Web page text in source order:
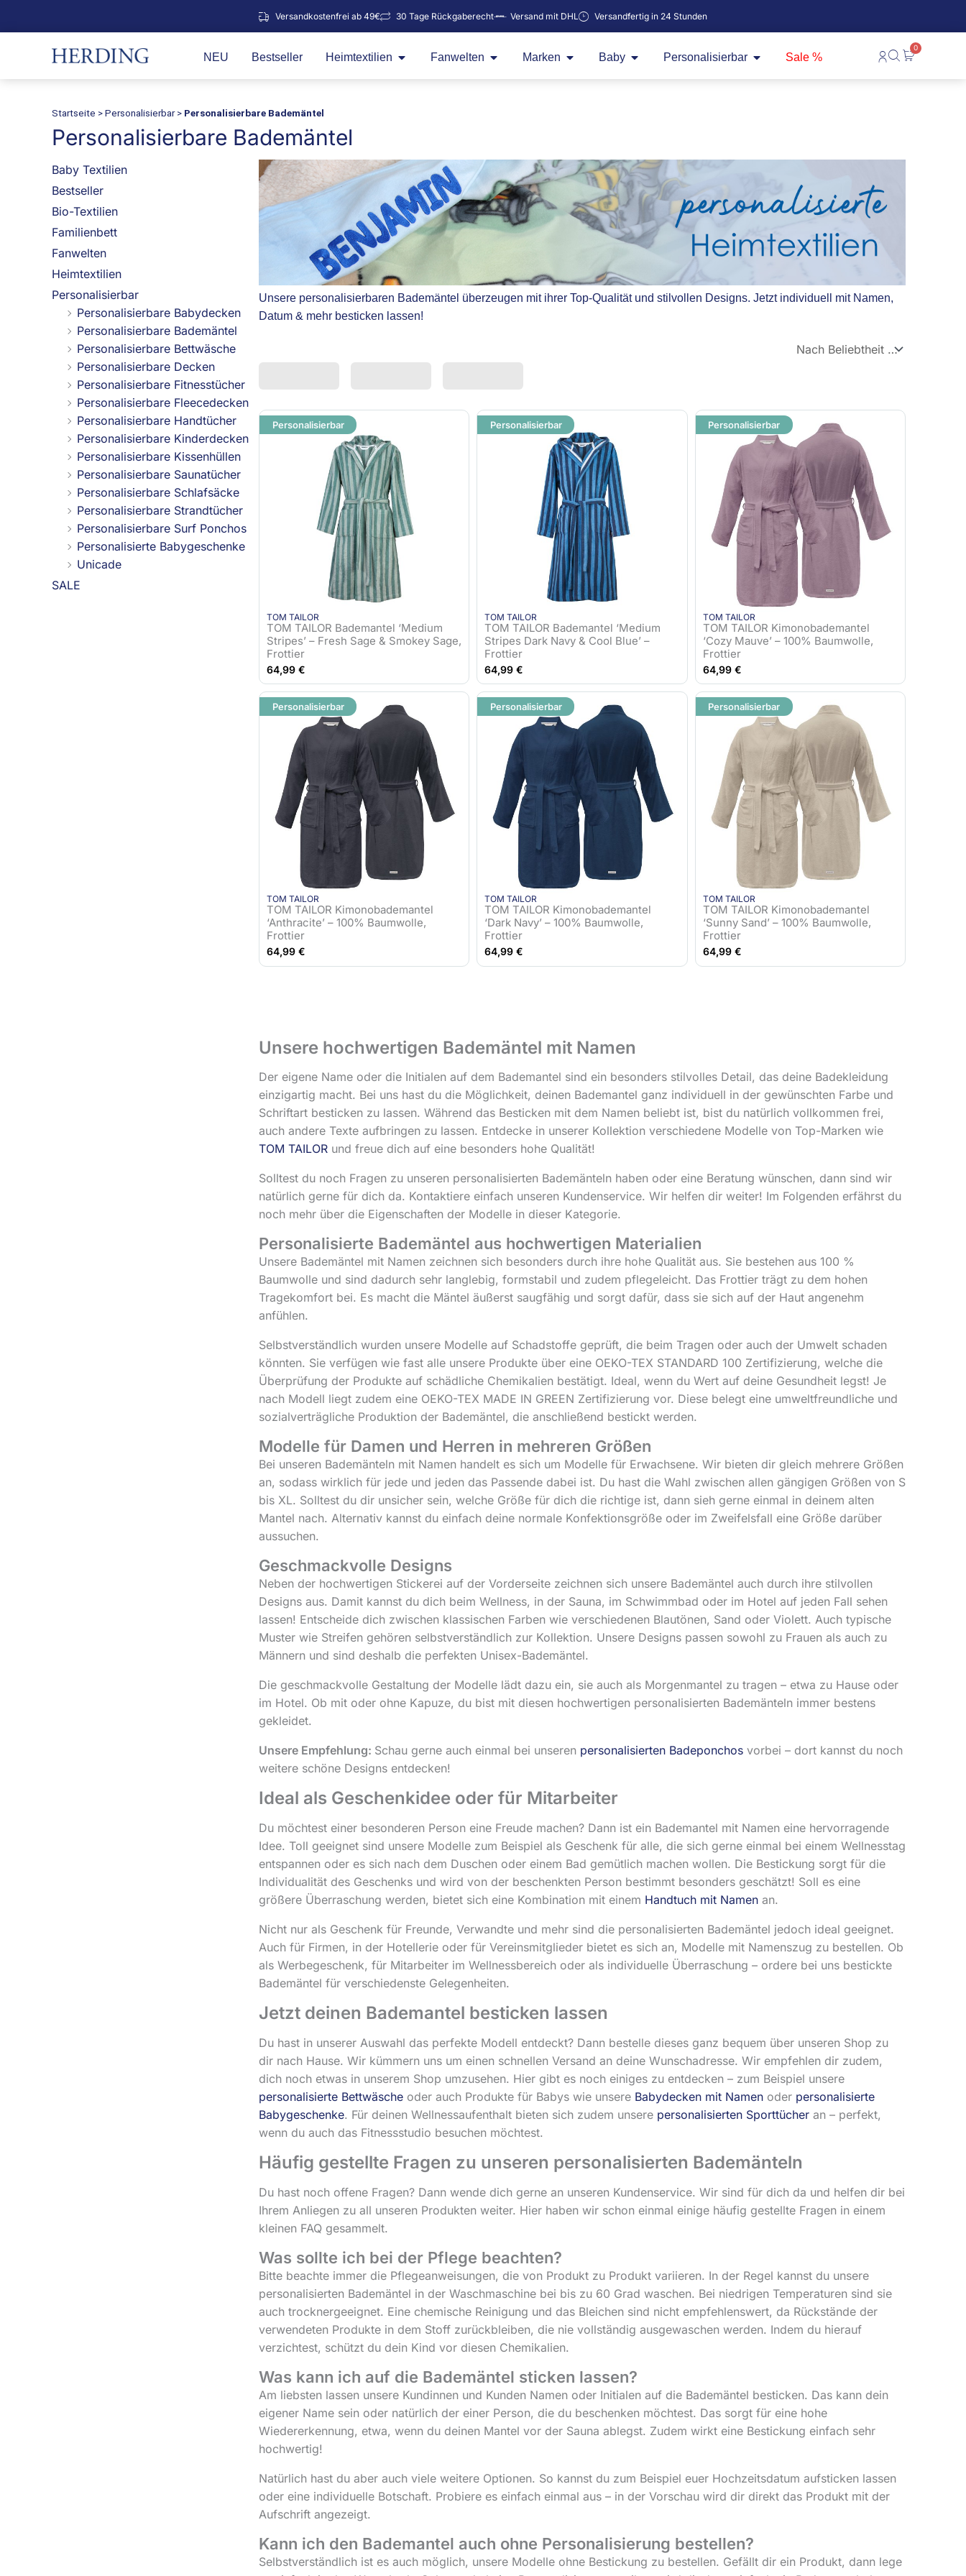
Versandkostenfrei ab 49€ 30 Tage Rückgaberecht Versand mit DHL Versandfertig in 24 Stunden
NEU Bestseller Heimtextilien Öffne Heimtextilien
Fanwelten Öffne Fanwelten
Marken Öffne Marken
Baby Öffne BabyPersonalisierbar Öffne Personalisierbar
Sale %
0
Warenkorb
Startseite >Personalisierbar> Personalisierbare Bademäntel
Personalisierbare Bademäntel
Baby Textilien
Bestseller
Bio-Textilien
Familienbett
Fanwelten
Heimtextilien
Personalisierbar
Personalisierbare Babydecken
Personalisierbare Bademäntel
Personalisierbare Bettwäsche
Personalisierbare Decken
Personalisierbare Fitnesstücher
Personalisierbare Fleecedecken
Personalisierbare Handtücher
Personalisierbare Kinderdecken
Personalisierbare Kissenhüllen
Personalisierbare Saunatücher
Personalisierbare Schlafsäcke
Personalisierbare Strandtücher
Personalisierbare Surf Ponchos
Personalisierte Babygeschenke
Unicade
SALE
Unsere personalisierbaren Bademäntel überzeugen mit ihrer Top-Qualität und stilvollen Designs. Jetzt individuell mit Namen,
Datum & mehr besticken lassen!
TOM TAILOR
TOM TAILOR Bademantel ‘Medium
Stripes’ – Fresh Sage & Smokey Sage,
Frottier
64,99 €
Personalisierbar
TOM TAILOR
TOM TAILOR Bademantel ‘Medium
Stripes Dark Navy & Cool Blue’ –
Frottier
64,99€
Personalisierbar
TOM TAILOR
TOM TAILOR Kimonobademantel
‘Cozy Mauve’ – 100% Baumwolle,
Frottier
64,99 €
Personalisierbar
TOM TAILOR
TOM TAILOR Kimonobademantel
‘Anthracite’ – 100% Baumwolle,
Frottier
64,99 €
Personalisierbar
TOM TAILOR
TOM TAILOR Kimonobademantel
‘Dark Navy’ – 100% Baumwolle,
Frottier
64,99€
Personalisierbar
TOM TAILOR
TOM TAILOR Kimonobademantel
‘Sunny Sand’ – 100% Baumwolle,
Frottier
64,99 €
Personalisierbar
Unsere hochwertigen Bademäntel mit Namen
Der eigene Name oder die Initialen auf dem Bademantel sind ein besonders stilvolles Detail, das deine Badekleidung
einzigartig macht. Bei uns hast du die Möglichkeit, deinen Bademantel ganz individuell in der gewünschten Farbe und
Schriftart besticken zu lassen. Während das Besticken mit dem Namen beliebt ist, bist du natürlich vollkommen frei,
auch andere Texte aufbringen zu lassen. Entdecke in unserer Kollektion verschiedene Modelle von Top-Marken wie
TOM TAILOR und freue dich auf eine besonders hohe Qualität!
Solltest du noch Fragen zu unseren personalisierten Bademänteln haben oder eine Beratung wünschen, dann sind wir
natürlich gerne für dich da. Kontaktiere einfach unseren Kundenservice. Wir helfen dir weiter! Im Folgenden erfährst du
noch mehr über die Eigenschaften der Modelle in dieser Kategorie.
Personalisierte Bademäntel aus hochwertigen Materialien
Unsere Bademäntel mit Namen zeichnen sich besonders durch ihre hohe Qualität aus. Sie bestehen aus 100 %
Baumwolle und sind dadurch sehr langlebig, formstabil und zudem pflegeleicht. Das Frottier trägt zu dem hohen
Tragekomfort bei. Es macht die Mäntel äußerst saugfähig und sorgt dafür, dass sie sich auf der Haut angenehm
anfühlen.
Selbstverständlich wurden unsere Modelle auf Schadstoffe geprüft, die beim Tragen oder auch der Umwelt schaden
könnten. Sie verfügen wie fast alle unsere Produkte über eine OEKO-TEX STANDARD 100 Zertifizierung, welche die
Überprüfung der Produkte auf schädliche Chemikalien bestätigt. Ideal, wenn du Wert auf deine Gesundheit legst! Je
nach Modell liegt zudem eine OEKO-TEX MADE IN GREEN Zertifizierung vor. Diese belegt eine umweltfreundliche und
sozialverträgliche Produktion der Bademäntel, die anschließend bestickt werden.
Modelle für Damen und Herren in mehreren Größen
Bei unseren Bademänteln mit Namen handelt es sich um Modelle für Erwachsene. Wir bieten dir gleich mehrere Größen
an, sodass wirklich für jede und jeden das Passende dabei ist. Du hast die Wahl zwischen allen gängigen Größen von S
bis XL. Solltest du dir unsicher sein, welche Größe für dich die richtige ist, dann sieh gerne einmal in deinem alten
Mantel nach. Alternativ kannst du einfach deine normale Konfektionsgröße oder im Zweifelsfall eine Größe darüber
aussuchen.
Geschmackvolle Designs
Neben der hochwertigen Stickerei auf der Vorderseite zeichnen sich unsere Bademäntel auch durch ihre stilvollen
Designs aus. Damit kannst du dich beim Wellness, in der Sauna, im Schwimmbad oder im Hotel auf jeden Fall sehen
lassen! Entscheide dich zwischen klassischen Farben wie verschiedenen Blautönen, Sand oder Violett. Auch typische
Muster wie Streifen gehören selbstverständlich zur Kollektion. Unsere Designs passen sowohl zu Frauen als auch zu
Männern und sind deshalb die perfekten Unisex-Bademäntel.
Die geschmackvolle Gestaltung der Modelle lädt dazu ein, sie auch als Morgenmantel zu tragen – etwa zu Hause oder
im Hotel. Ob mit oder ohne Kapuze, du bist mit diesen hochwertigen personalisierten Bademänteln immer bestens
gekleidet.
Unsere Empfehlung: Schau gerne auch einmal bei unseren personalisierten Badeponchos vorbei – dort kannst du noch
weitere schöne Designs entdecken!
Ideal als Geschenkidee oder für Mitarbeiter
Du möchtest einer besonderen Person eine Freude machen? Dann ist ein Bademantel mit Namen eine hervorragende
Idee. Toll geeignet sind unsere Modelle zum Beispiel als Geschenk für alle, die sich gerne einmal bei einem Wellnesstag
entspannen oder es sich nach dem Duschen oder einem Bad gemütlich machen wollen. Die Bestickung sorgt für die
Individualität des Geschenks und wird von der beschenkten Person bestimmt besonders geschätzt! Soll es eine
größere Überraschung werden, bietet sich eine Kombination mit einem Handtuch mit Namen an.
Nicht nur als Geschenk für Freunde, Verwandte und mehr sind die personalisierten Bademäntel jedoch ideal geeignet.
Auch für Firmen, in der Hotellerie oder für Vereinsmitglieder bietet es sich an, Modelle mit Namenszug zu bestellen. Ob
als Werbegeschenk, für Mitarbeiter im Wellnessbereich oder als individuelle Überraschung – ordere bei uns bestickte
Bademäntel für verschiedenste Gelegenheiten.
Jetzt deinen Bademantel besticken lassen
Du hast in unserer Auswahl das perfekte Modell entdeckt? Dann bestelle dieses ganz bequem über unseren Shop zu
dir nach Hause. Wir kümmern uns um einen schnellen Versand an deine Wunschadresse. Wir empfehlen dir zudem,
dich noch etwas in unserem Shop umzusehen. Hier gibt es noch einiges zu entdecken – zum Beispiel unsere
personalisierte Bettwäsche oder auch Produkte für Babys wie unsere Babydecken mit Namen oder personalisierte
Babygeschenke. Für deinen Wellnessaufenthalt bieten sich zudem unsere personalisierten Sporttücher an – perfekt,
wenn du auch das Fitnessstudio besuchen möchtest.
Häufig gestellte Fragen zu unseren personalisierten Bademänteln
Du hast noch offene Fragen? Dann wende dich gerne an unseren Kundenservice. Wir sind für dich da und helfen dir bei
Ihrem Anliegen zu all unseren Produkten weiter. Hier haben wir schon einmal einige häufig gestellte Fragen in einem
kleinen FAQ gesammelt.
Was sollte ich bei der Pflege beachten?
Bitte beachte immer die Pflegeanweisungen, die von Produkt zu Produkt variieren. In der Regel kannst du unsere
personalisierten Bademäntel in der Waschmaschine bei bis zu 60 Grad waschen. Bei niedrigen Temperaturen sind sie
auch trocknergeeignet. Eine chemische Reinigung und das Bleichen sind nicht empfehlenswert, da Rückstände der
verwendeten Produkte in dem Stoff zurückbleiben, die nie vollständig ausgewaschen werden. Indem du hierauf
verzichtest, schützt du dein Kind vor diesen Chemikalien.
Was kann ich auf die Bademäntel sticken lassen?
Am liebsten lassen unsere Kundinnen und Kunden Namen oder Initialen auf die Bademäntel besticken. Das kann dein
eigener Name sein oder natürlich der einer Person, die du beschenken möchtest. Das sorgt für eine hohe
Wiedererkennung, etwa, wenn du deinen Mantel vor der Sauna ablegst. Zudem wirkt eine Bestickung einfach sehr
hochwertig!
Natürlich hast du aber auch viele weitere Optionen. So kannst du zum Beispiel euer Hochzeitsdatum aufsticken lassen
oder eine individuelle Botschaft. Probiere es einfach einmal aus – in der Vorschau wird dir direkt das Produkt mit der
Aufschrift angezeigt.
Kann ich den Bademantel auch ohne Personalisierung bestellen?
Selbstverständlich ist es auch möglich, unsere Modelle ohne Bestickung zu bestellen. Gefällt dir ein Produkt, dann lege